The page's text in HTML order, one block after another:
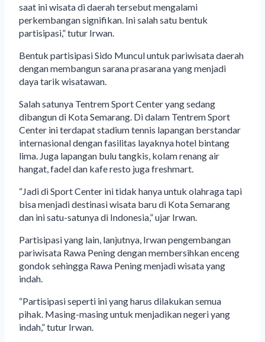
saat ini wisata di daerah tersebut mengalami
perkembangan signifikan. Ini salah satu bentuk
partisipasi,” tutur Irwan.
Bentuk partisipasi Sido Muncul untuk pariwisata daerah
dengan membangun sarana prasarana yang menjadi
daya tarik wisatawan.
Salah satunya Tentrem Sport Center yang sedang
dibangun di Kota Semarang. Di dalam Tentrem Sport
Center ini terdapat stadium tennis lapangan berstandar
internasional dengan fasilitas layaknya hotel bintang
lima. Juga lapangan bulu tangkis, kolam renang air
hangat, fadel dan kafe resto juga freshmart.
“Jadi di Sport Center ini tidak hanya untuk olahraga tapi
bisa menjadi destinasi wisata baru di Kota Semarang
dan ini satu-satunya di Indonesia,” ujar Irwan.
Partisipasi yang lain, lanjutnya, Irwan pengembangan
pariwisata Rawa Pening dengan membersihkan enceng
gondok sehingga Rawa Pening menjadi wisata yang
indah.
“Partisipasi seperti ini yang harus dilakukan semua
pihak. Masing-masing untuk menjadikan negeri yang
indah,” tutur Irwan.